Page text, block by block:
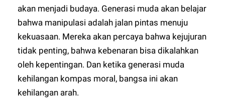
akan menjadi budaya. Generasi muda akan belajar
bahwa manipulasi adalah jalan pintas menuju
kekuasaan. Mereka akan percaya bahwa kejujuran
tidak penting, bahwa kebenaran bisa dikalahkan
oleh kepentingan. Dan ketika generasi muda
kehilangan kompas moral, bangsa ini akan
kehilangan arah.